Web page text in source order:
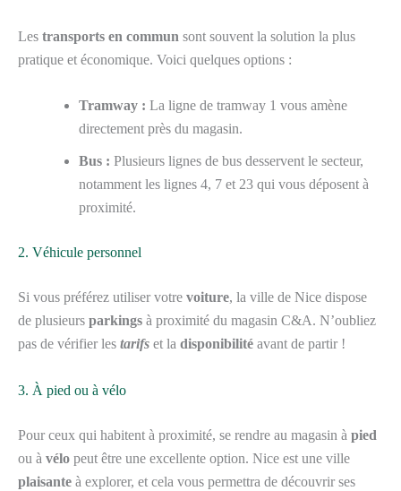
Les transports en commun sont souvent la solution la plus
pratique et économique. Voici quelques options :
Tramway : La ligne de tramway 1 vous amène
directement près du magasin.
Bus : Plusieurs lignes de bus desservent le secteur,
notamment les lignes 4, 7 et 23 qui vous déposent à
proximité.
2. Véhicule personnel
Si vous préférez utiliser votre voiture, la ville de Nice dispose
de plusieurs parkings à proximité du magasin C&A. N’oubliez
pas de vérifier les tarifs et la disponibilité avant de partir !
3. À pied ou à vélo
Pour ceux qui habitent à proximité, se rendre au magasin à pied
ou à vélo peut être une excellente option. Nice est une ville
plaisante à explorer, et cela vous permettra de découvrir ses